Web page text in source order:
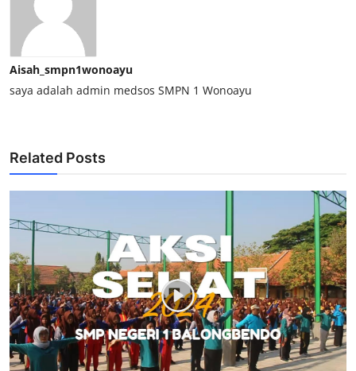
Aisah_smpn1wonoayu
saya adalah admin medsos SMPN 1 Wonoayu
Related Posts